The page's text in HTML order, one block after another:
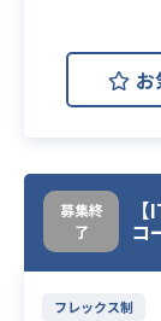
お
募集終
了
コ
フレックス制